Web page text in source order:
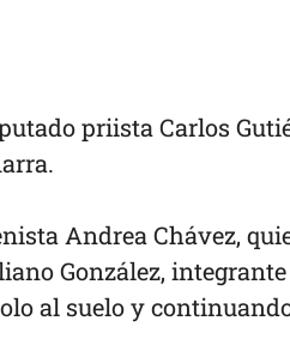
priista Carlos
Andrea Chávez,
González,
al suelo y